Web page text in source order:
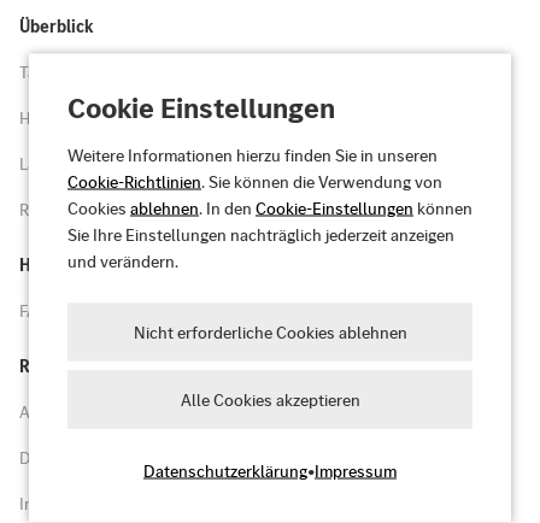
Überblick
Tarife
Highlights
Ladenetz
Registrieren
Hilfe
FAQs und Hilfe
Rechtliches
Allgemeine Geschäftsbedingungen
Datenschutz
Impressum
Cookie Einstellungen
Weitere Informationen hierzu finden Sie in unseren
Cookie-Richtlinien. Sie können die Verwendung von
Cookies ablehnen. In den Cookie-Einstellungen können
Sie Ihre Einstellungen nachträglich jederzeit anzeigen
und verändern.
Nicht erforderliche Cookies ablehnen
Alle Cookies akzeptieren
Datenschutzerklärung•Impressum